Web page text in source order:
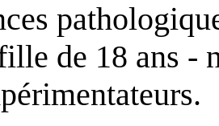
de 18 ans -